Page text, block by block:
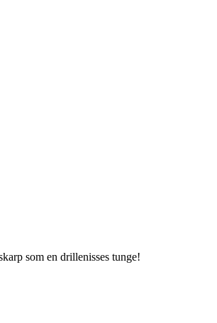
som en drillenisses tunge!